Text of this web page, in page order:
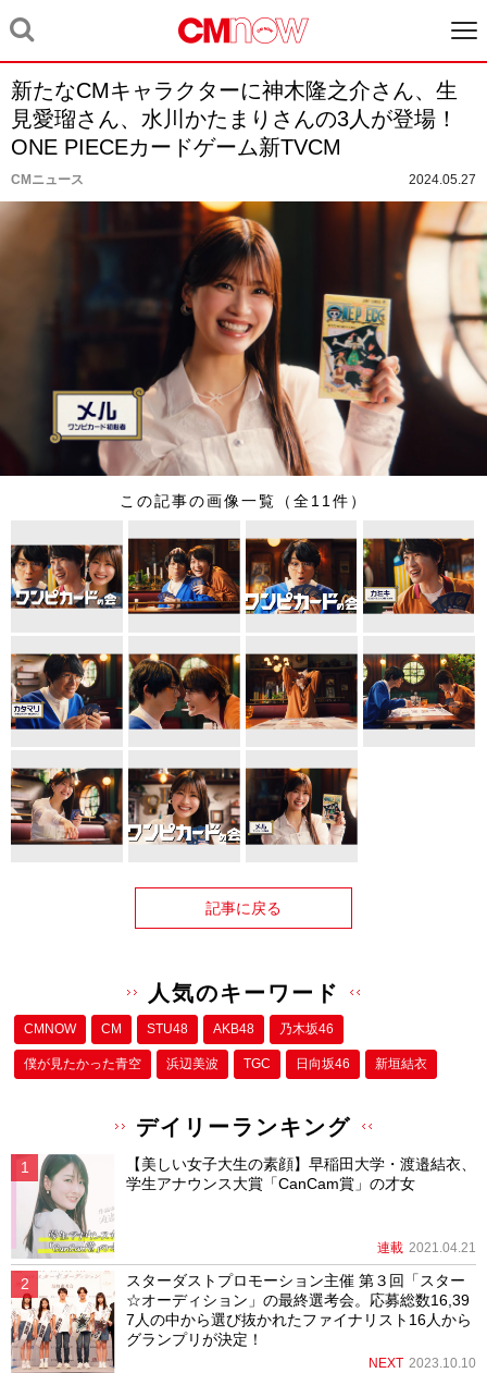
新たなCMキャラクターに神木隆之介さん、生
見愛瑠さん、水川かたまりさんの3人が登場！
ONE PIECEカードゲーム新TVCM
CMニュース 2024.05.27
この記事の画像一覧（全11件）
記事に戻る
人気のキーワード
CMNOW CM STU48 AKB48 乃木坂46
僕が⾒たかった⻘空 浜辺美波 TGC 日向坂46 新垣結衣
デイリーランキング
【美しい女子大生の素顔】早稲田大学・渡邉結衣、
学生アナウンス大賞「CanCam賞」の才女
連載 2021.04.21
スターダストプロモーション主催 第３回「スター
☆オーディション」の最終選考会。応募総数16,39
7人の中から選び抜かれたファイナリスト16人から
グランプリが決定！
NEXT 2023.10.10